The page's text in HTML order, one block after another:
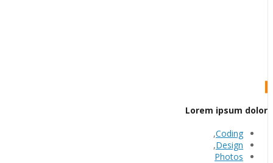
Lorem ipsum dolor
Coding
,
Design
,
Photos